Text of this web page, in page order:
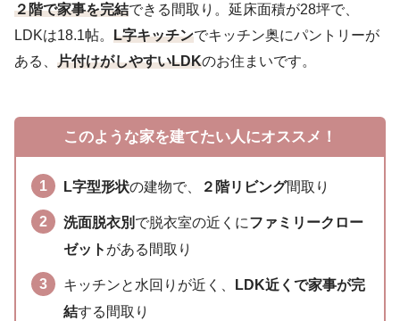
２階で家事を完結できる間取り。延床面積が28坪で、
LDKは18.1帖。 L字キッチンでキッチン奥にパントリーが
ある、 片付けがしやすいLDKのお住まいです。
このような家を建てたい人にオススメ！
L字型形状の建物で、 ２階リビング間取り
洗面脱衣別 で脱衣室の近くにファミリークロー
ゼット がある間取り
キッチンと水回りが近く、
LDK近くで家事が完
結する間取り